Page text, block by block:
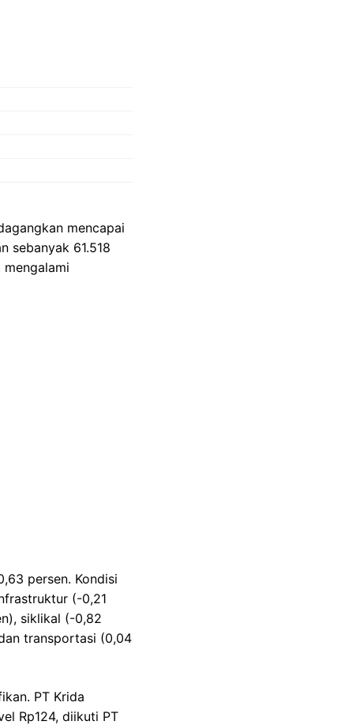
mencapai
sebanyak 61.518
persen. Kondisi
(-0,21
siklikal (-0,82
transportasi (0,04
PT Krida
Rp124, diikuti PT